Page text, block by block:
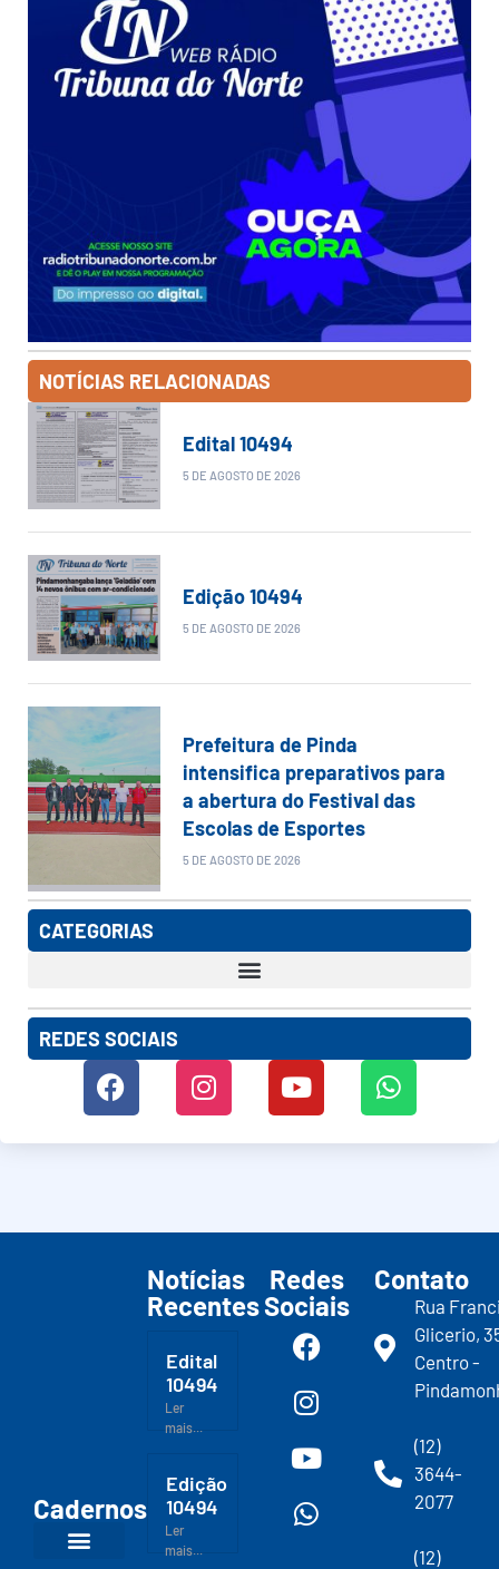
NOTÍCIAS RELACIONADAS
Edital 10494
5 DE AGOSTO DE 2026
Edição 10494
5 DE AGOSTO DE 2026
Prefeitura de Pinda
intensifica preparativos para
a abertura do Festival das
Escolas de Esportes
5 DE AGOSTO DE 2026
CATEGORIAS
REDES SOCIAIS
Cadernos
Notícias
Recentes
Edital
10494
Ler
mais...
Edição
10494
Ler
mais...
Redes
Sociais
Contato
Rua
Glicerio,
Centro -
(12)
3644-
2077
(12)